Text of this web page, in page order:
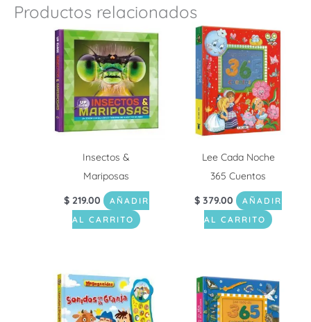
Productos relacionados
Insectos &
Mariposas
$219.00
AÑADIR
AL CARRITO
Lee Cada Noche
365 Cuentos
$ 379.00
AÑADIR
AL CARRITO